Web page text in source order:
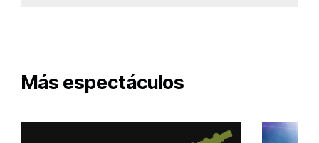
Más espectáculos